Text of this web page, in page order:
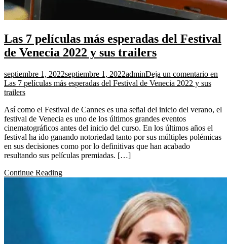
Las 7 películas más esperadas del Festival
de Venecia 2022 y sus trailers
septiembre 1, 2022septiembre 1, 2022adminDeja un comentario en
Las 7 películas más esperadas del Festival de Venecia 2022 y sus
trailers
Así como el Festival de Cannes es una señal del inicio del verano, el
festival de Venecia es uno de los últimos grandes eventos
cinematográficos antes del inicio del curso. En los últimos años el
festival ha ido ganando notoriedad tanto por sus múltiples polémicas
en sus decisiones como por lo definitivas que han acabado
resultando sus películas premiadas. […]
Continue Reading